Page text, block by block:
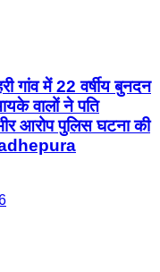
गांव में 22 वर्षीय बुनदन
वालों ने पति
आरोप पुलिस घटना की